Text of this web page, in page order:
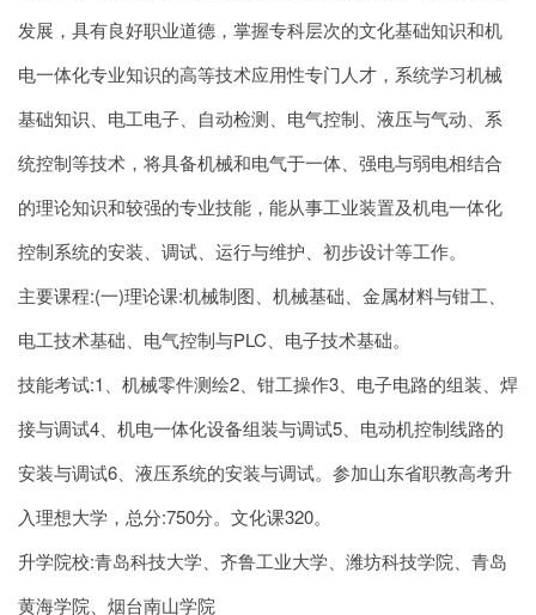
发展，具有良好职业道德，掌握专科层次的文化基础知识和机
电一体化专业知识的高等技术应用性专门人才，系统学习机械
基础知识、电工电子、自动检测、电气控制、液压与气动、系
统控制等技术，将具备机械和电气于一体、强电与弱电相结合
的理论知识和较强的专业技能，能从事工业装置及机电一体化
控制系统的安装、调试、运行与维护、初步设计等工作。
主要课程:(一)理论课:机械制图、机械基础、金属材料与钳工、
电工技术基础、电气控制与PLC、电子技术基础。
技能考试:1、机械零件测绘2、钳工操作3、电子电路的组装、焊
接与调试4、机电一体化设备组装与调试5、电动机控制线路的
安装与调试6、液压系统的安装与调试。参加山东省职教高考升
入理想大学，总分:750分。文化课320。
升学院校:青岛科技大学、齐鲁工业大学、潍坊科技学院、青岛
黄海学院、烟台南山学院